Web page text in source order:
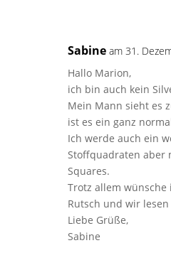
Sabine am 31.
Hallo Marion,
ich bin auch kein
Mein Mann sieht es
ist es ein ganz
Ich werde auch ein
Stoffquadraten aber
Squares.
Trotz allem
Rutsch und wir
Liebe Grüße,
Sabine